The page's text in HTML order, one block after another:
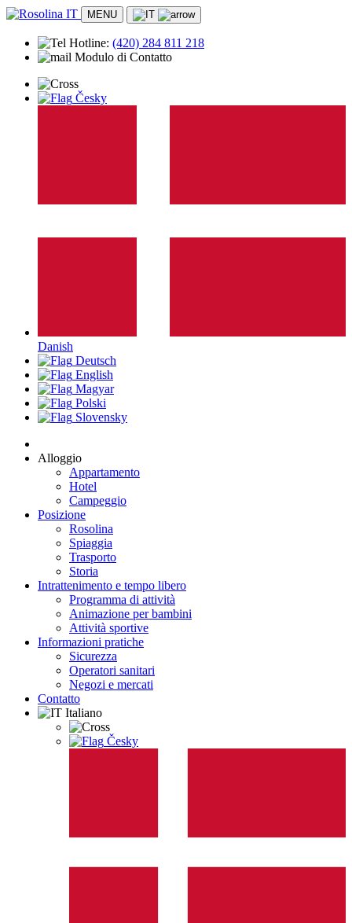
MENU
Hotline: (420) 284 811 218
Modulo di Contatto
Česky
Danish
Deutsch
English
Magyar
Polski
Slovensky
Alloggio
Appartamento
Storia
Alloggio
Appartamento
Hotel
Campeggio
Posizione
Rosolina
Spiaggia
Trasporto
Storia
Intrattenimento e tempo libero
Programma di attività
Animazione per bambini
Attività sportive
Informazioni pratiche
Sicurezza
Operatori sanitari
Negozi e mercati
Contatto
Italiano
Česky